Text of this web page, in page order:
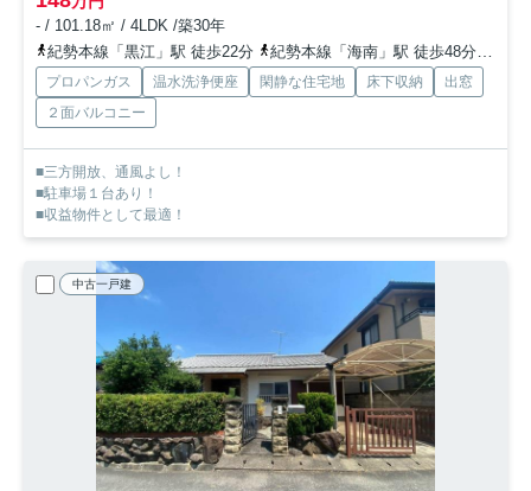
- / 101.18㎡ / 4LDK /築30年
紀勢本線「黒江」駅 徒歩22分
紀勢本線「海南」駅 徒歩48分
プロパンガス 温水洗浄便座 閑静な住宅地 床下収納
出窓
２面バルコニー
■三方開放、通風よし！
■駐車場１台あり！
■収益物件として最適！
中古一戸建